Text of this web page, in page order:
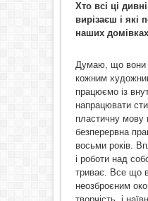
Хто всі ці
вирізаєш і які
наших
Думаю, що вони
кожним
працюємо із
напрацювати
пластичну мову
безперервна
восьми років.
і роботи над
триває. Все що
неозброєним